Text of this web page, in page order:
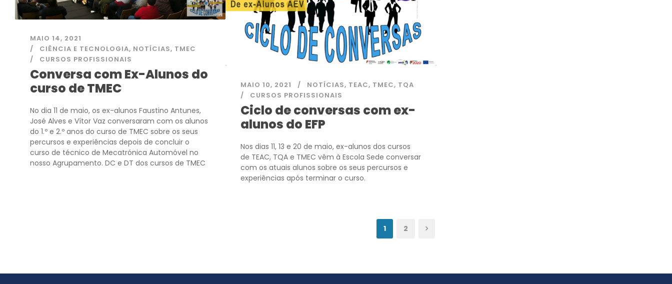
MAIO 14, 2021
CIÊNCIA E TECNOLOGIA, NOTÍCIAS, TMEC
CURSOS PROFISSIONAIS
Conversa com Ex-Alunos do
curso de TMEC
No dia 11 de maio, os ex-alunos Faustino Antunes,
José Alves e Vítor Vaz conversaram com os alunos
do 1.º e 2.º anos do curso de TMEC sobre os seus
percursos e experiências depois de concluir o
curso de técnico de Mecatrónica Automóvel no
nosso Agrupamento. DC e DT dos cursos de TMEC
MAIO 10, 2021 NOTÍCIAS, TEAC, TMEC, TQA
CURSOS PROFISSIONAIS
Ciclo de conversas com ex-
alunos do EFP
Nos dias 11, 13 e 20 de maio, ex-alunos dos cursos
de TEAC, TQA e TMEC vêm à Escola Sede conversar
com os atuais alunos sobre os seus percursos e
experiências após terminar o curso.
1 2